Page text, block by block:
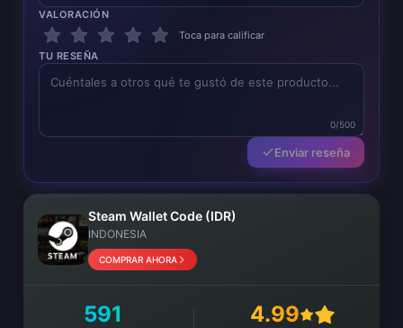
VALORACIÓN
Toca para calificar
TU RESEÑA
0/500
Enviar reseña
Steam Wallet Code (IDR)
INDONESIA
COMPRAR AHORA
591 4.99